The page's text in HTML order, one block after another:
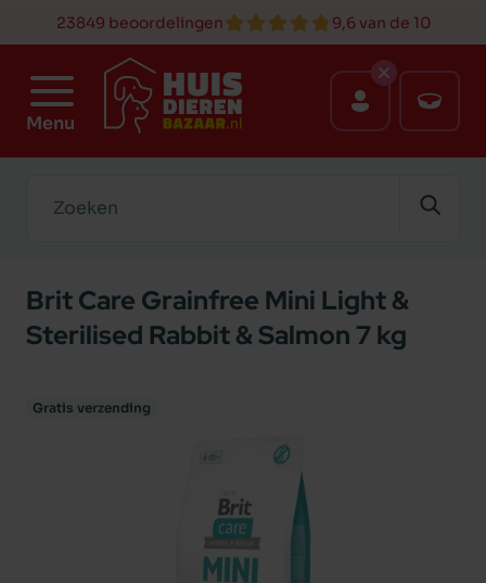
23849 beoordelingen 9,6 van de 10
Menu
Brit Care Grainfree Mini Light &
Sterilised Rabbit & Salmon 7 kg
Gratis verzending